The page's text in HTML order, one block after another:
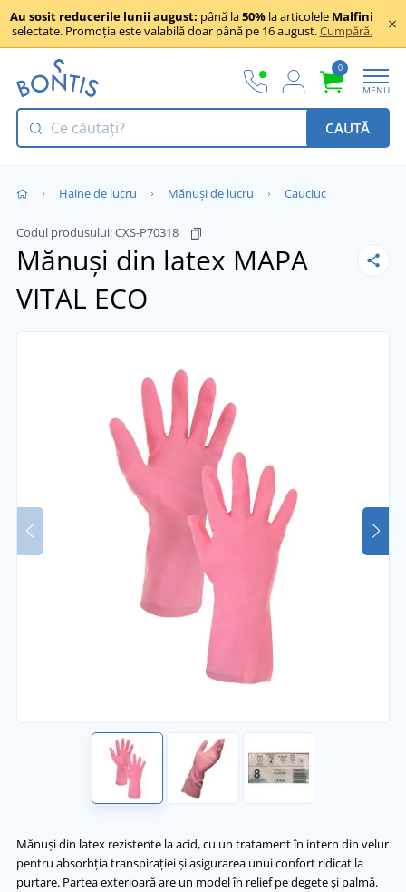
Au sosit reducerile lunii august: până la50% la articolele Malfini
selectate. Promoția este valabilă doar până pe 16 august.Cumpără.
0
MENU
CAUTĂ
Haine de lucru Mănuși de lucru Cauciuc
Codul produsului:CXS-P70318
Mănuși din latex MAPA
VITAL ECO
Mănuși din latex rezistente la acid, cu un tratament în intern din velur
pentru absorbția transpirației și asigurarea unui confort ridicat la
purtare. Partea exterioară are un model în relief pe degete și palmă.